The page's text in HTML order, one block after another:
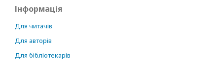
Інформація
Для читачів
Для авторів
Для бібліотекарів